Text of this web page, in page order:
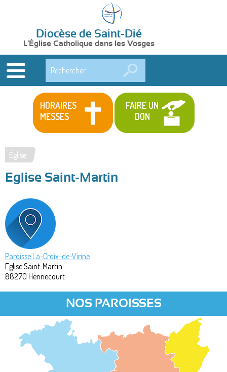
Diocèse de Saint-Dié
L'Église Catholique dans les Vosges
HORAIRES
MESSES
FAIRE UN
DON
Vous
êtes
ici
Église
Eglise Saint-Martin
Paroisse La-Croix-de-Virine
Eglise Saint-Martin
88270 Hennecourt
NOS PAROISSES